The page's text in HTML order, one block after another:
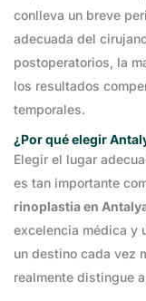
conlleva un breve
adecuada del
postoperatorios, la
los resultados
temporales.
¿Por qué elegir
Elegir el lugar
es tan importante
rinoplastia en
excelencia médica y
un destino cada vez
realmente distingue